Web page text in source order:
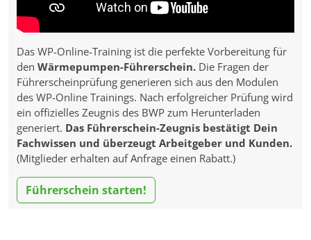
Das WP-Online-Training ist die perfekte Vorbereitung für
den Wärmepumpen-Führerschein. Die Fragen der
Führerscheinprüfung generieren sich aus den Modulen
des WP-Online Trainings. Nach erfolgreicher Prüfung wird
ein offizielles Zeugnis des BWP zum Herunterladen
generiert. Das Führerschein-Zeugnis bestätigt Dein
Fachwissen und überzeugt Arbeitgeber und Kunden.
(Mitglieder erhalten auf Anfrage einen Rabatt.)
Führerschein starten!